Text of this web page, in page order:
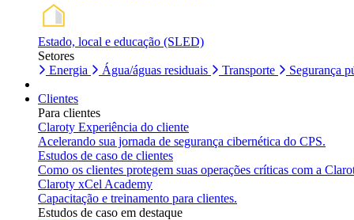
Estado, local e educação (SLED)
Setores
Energia
Água/águas residuais Transporte Segurança
Clientes
Para clientes
Claroty Experiência do cliente
Acelerando sua jornada de segurança cibernética do CPS.
Estudos de caso de clientes
Como os clientes protegem suas operações críticas com a
Claroty xCel Academy
Capacitação e treinamento para clientes.
Estudos de caso em destaque